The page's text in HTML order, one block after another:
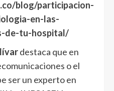
blog/participacion-
en-las-
de-tu-hospital/
destaca que en
o el
ser un experto en